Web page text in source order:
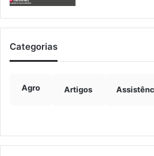
Categorias
Agro Artigos